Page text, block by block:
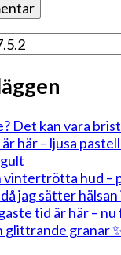
Det kan vara
här – ljusa
vintertrötta hud –
jag sätter
tid är här – nu
glittrande granar